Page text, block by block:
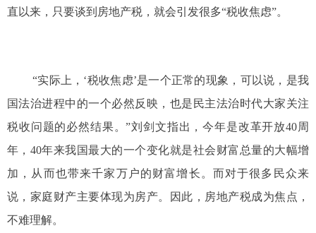
直以来，只要谈到房地产税，就会引发很多“税收焦虑”。
“实际上，‘税收焦虑’是一个正常的现象，可以说，是我
国法治进程中的一个必然反映，也是民主法治时代大家关注
税收问题的必然结果。”刘剑文指出，今年是改革开放40周
年，40年来我国最大的一个变化就是社会财富总量的大幅增
加，从而也带来千家万户的财富增长。而对于很多民众来
说，家庭财产主要体现为房产。因此，房地产税成为焦点，
不难理解。